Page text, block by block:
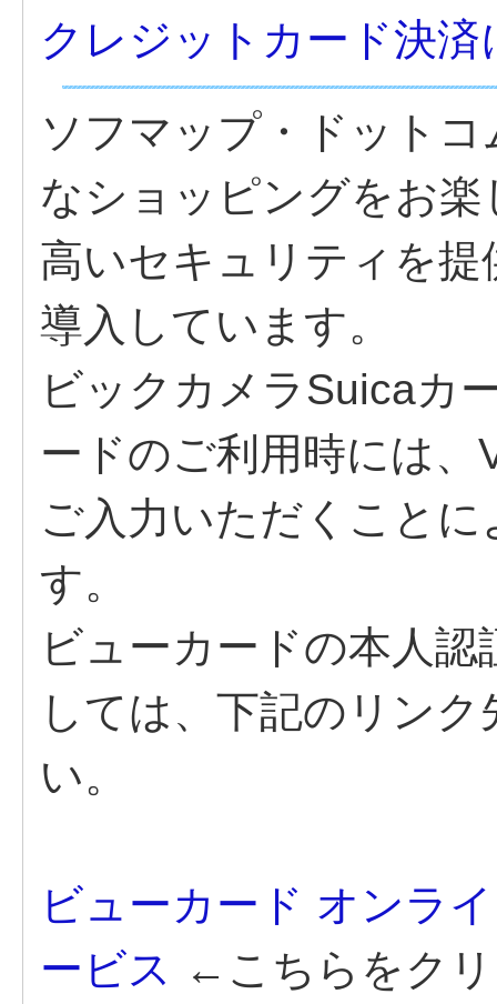
クレジットカード決済
ソフマップ・ドット
なショッピングをお
高いセキュリティを
導入しています。
ビックカメラSuicaカ
ードのご利用時には
ご入力いただくこと
す。
ビューカードの本人
しては、下記のリン
い。
ビューカード オンラ
ービス ←こちらをク